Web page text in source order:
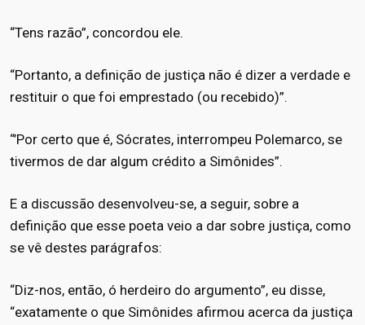
“Tens razão”, concordou ele.
“Portanto, a definição de justiça não é dizer a verdade e
restituir o que foi emprestado (ou recebido)”.
“’Por certo que é, Sócrates, interrompeu Polemarco, se
tivermos de dar algum crédito a Simônides”.
E a discussão desenvolveu-se, a seguir, sobre a
definição que esse poeta veio a dar sobre justiça, como
se vê destes parágrafos:
“Diz-nos, então, ó herdeiro do argumento”, eu disse,
“exatamente o que Simônides afirmou acerca da justiça